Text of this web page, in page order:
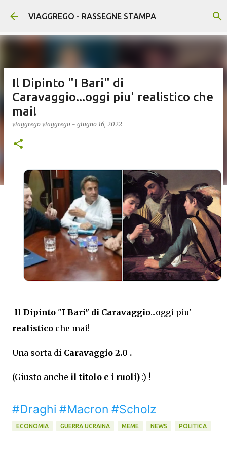
Passa ai contenuti principali
VIAGGREGO - RASSEGNE STAMPA
Il Dipinto "I Bari" di
Caravaggio...oggi piu' realistico che
mai!
viaggrego viaggrego - giugno 16, 2022
Il Dipinto "I Bari" di Caravaggio...oggi piu'
realistico che mai!
Una sorta di Caravaggio 2.0 .
(Giusto anche il titolo e i ruoli) :) !
#Draghi #Macron #Scholz
ECONOMIA GUERRA UCRAINA MEME NEWS POLITICA